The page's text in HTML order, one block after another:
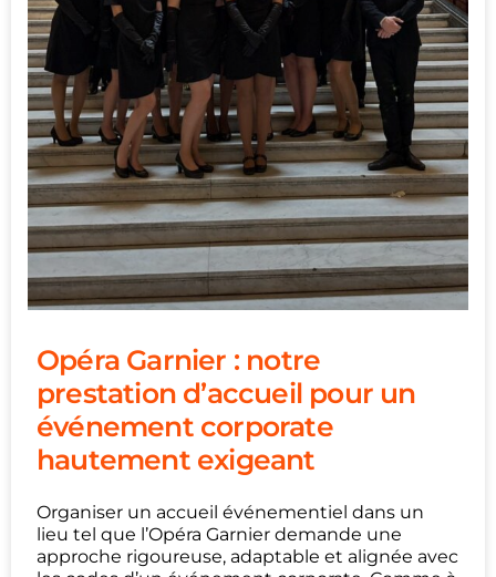
Opéra Garnier : notre
prestation d’accueil pour un
événement corporate
hautement exigeant
Organiser un accueil événementiel dans un
lieu tel que l’Opéra Garnier demande une
approche rigoureuse, adaptable et alignée avec